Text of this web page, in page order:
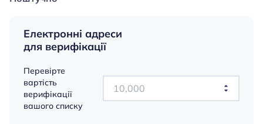
Електронні адреси
для верифікації
Перевірте
вартість
верифікації
вашого списку